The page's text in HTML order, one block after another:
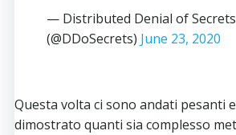
— Distributed Denial of Secrets
(@DDoSecrets) June 23, 2020
Questa volta ci sono andati pesanti
dimostrato quanti sia complesso